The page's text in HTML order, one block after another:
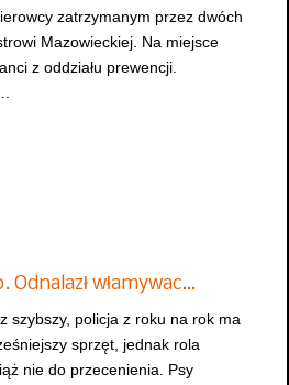
zatrzymanym przez dwóch
Mazowieckiej. Na miejsce
z oddziału prewencji.
Odnalazł włamywac…
szybszy, policja z roku na rok ma
sprzęt, jednak rola
nie do przecenienia. Psy